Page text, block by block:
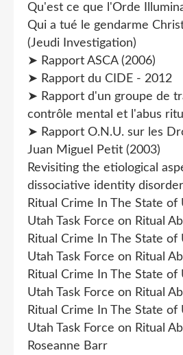
Qu'est ce que l'Orde
Qui a tué le gendarme
(Jeudi Investigation)
➤ Rapport ASCA (2006)
➤ Rapport du CIDE - 2012
➤ Rapport d'un groupe de
contrôle mental et l'abus
➤ Rapport O.N.U. sur les
Juan Miguel Petit (2003)
Revisiting the etiological
dissociative identity disorder
Ritual Crime In The State of
Utah Task Force on Ritual
Ritual Crime In The State of
Utah Task Force on Ritual
Ritual Crime In The State of
Utah Task Force on Ritual
Ritual Crime In The State of
Utah Task Force on Ritual
Roseanne Barr